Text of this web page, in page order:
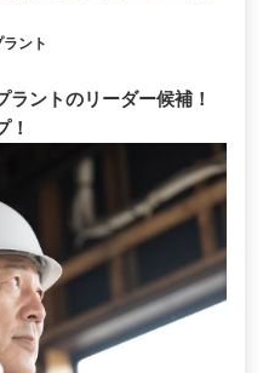
ント
ラントのリーダー候補！
！